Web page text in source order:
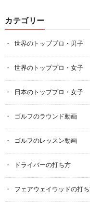
カテゴリー
世界のトッププロ・男子
世界のトッププロ・女子
日本のトッププロ・女子
ゴルフのラウンド動画
ゴルフのレッスン動画
ドライバーの打ち方
フェアウェイウッドの打